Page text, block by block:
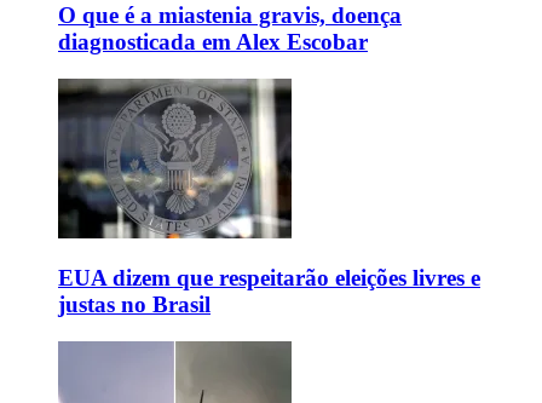
O que é a miastenia gravis, doença
diagnosticada em Alex Escobar
EUA dizem que respeitarão eleições livres e
justas no Brasil